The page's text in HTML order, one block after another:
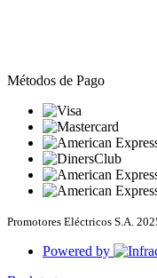
Métodos de Pago
Promotores Eléctricos S.A.
Powered by